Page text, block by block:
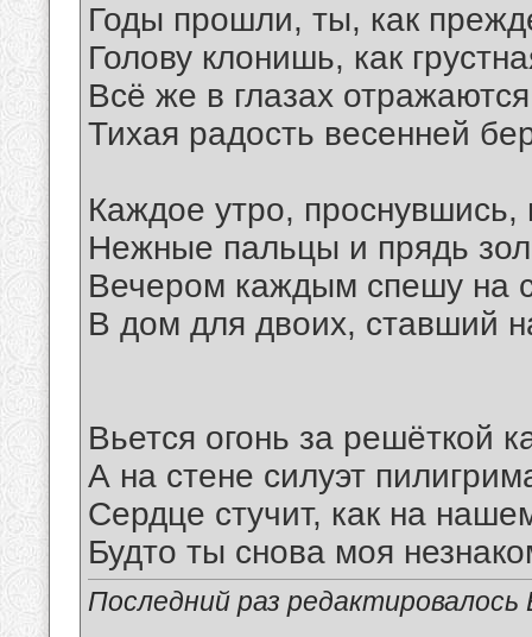
Годы прошли, ты, как
Голову клонишь, как
Всё же в глазах
Тихая радость весенней
Каждое утро, проснувшись,
Нежные пальцы и прядь
Вечером каждым спешу на
В дом для двоих, ставший
Вьется огонь за решёткой
А на стене силуэт
Сердце стучит, как на
Будто ты снова моя
Последний раз